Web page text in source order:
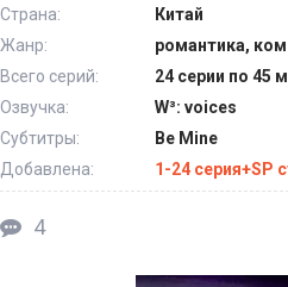
Страна:
Китай
Жанр:
романтика,
Всего серий:
24 серии по 45
Озвучка:
W³: voices
Субтитры:
Be Mine
Добавлена:
1-24 серия+SP
4